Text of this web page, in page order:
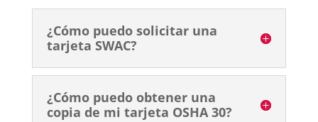
¿Cómo puedo solicitar una
tarjeta SWAC?
¿Cómo puedo obtener una
copia de mi tarjeta OSHA 30?